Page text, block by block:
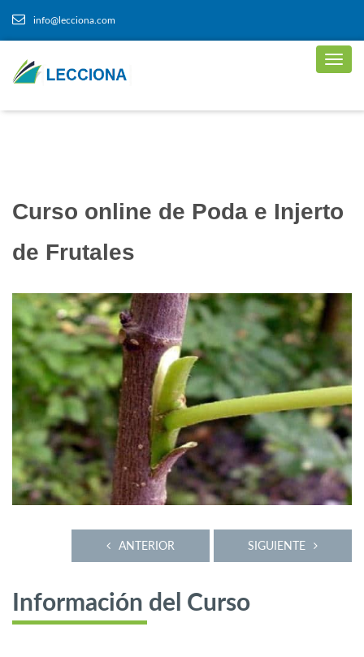
info@lecciona.com
Curso online de Poda e Injerto
de Frutales
SIGUIENTE
ANTERIOR
Información del Curso